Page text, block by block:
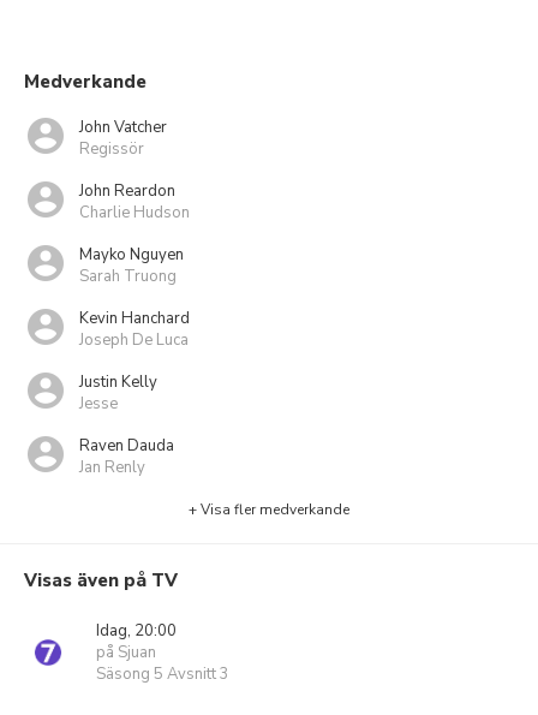
Medverkande
John Vatcher
Regissör
John Reardon
Charlie Hudson
Mayko Nguyen
Sarah Truong
Kevin Hanchard
Joseph De Luca
Justin Kelly
Jesse
Raven Dauda
Jan Renly
+ Visa fler medverkande
Visas även på TV
Idag, 20:00
på Sjuan
Säsong 5 Avsnitt 3